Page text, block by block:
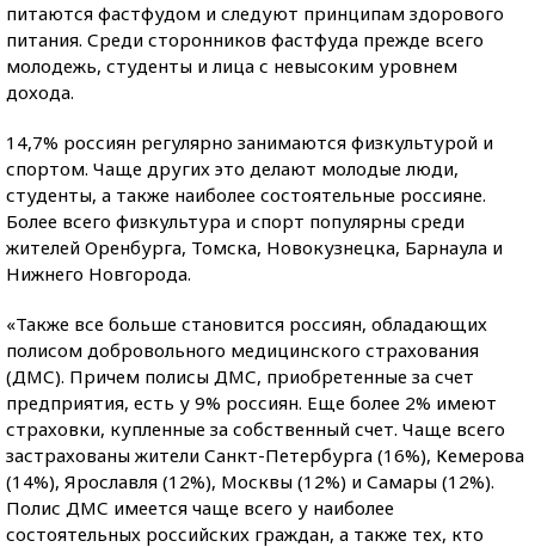
питаются фастфудом и следуют принципам здорового
питания. Среди сторонников фастфуда прежде всего
молодежь, студенты и лица с невысоким уровнем
дохода.
14,7% россиян регулярно занимаются физкультурой и
спортом. Чаще других это делают молодые люди,
студенты, а также наиболее состоятельные россияне.
Более всего физкультура и спорт популярны среди
жителей Оренбурга, Томска, Новокузнецка, Барнаула и
Нижнего Новгорода.
«Также все больше становится россиян, обладающих
полисом добровольного медицинского страхования
(ДМС). Причем полисы ДМС, приобретенные за счет
предприятия, есть у 9% россиян. Еще более 2% имеют
страховки, купленные за собственный счет. Чаще всего
застрахованы жители Санкт-Петербурга (16%), Кемерова
(14%), Ярославля (12%), Москвы (12%) и Самары (12%).
Полис ДМС имеется чаще всего у наиболее
состоятельных российских граждан, а также тех, кто